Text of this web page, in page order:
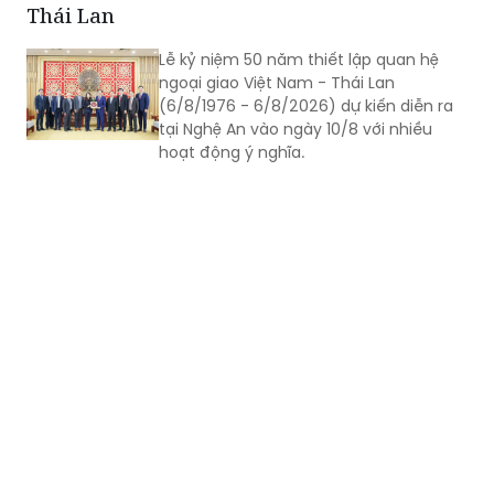
Thái Lan
Lễ kỷ niệm 50 năm thiết lập quan hệ
ngoại giao Việt Nam - Thái Lan
(6/8/1976 - 6/8/2026) dự kiến diễn ra
tại Nghệ An vào ngày 10/8 với nhiều
hoạt động ý nghĩa.